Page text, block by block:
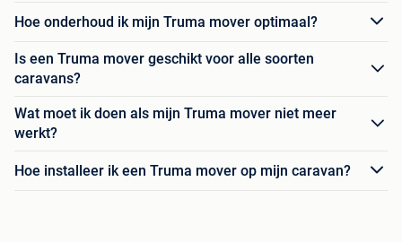
Hoe onderhoud ik mijn Truma mover optimaal?
Is een Truma mover geschikt voor alle soorten
caravans?
Wat moet ik doen als mijn Truma mover niet meer
werkt?
Hoe installeer ik een Truma mover op mijn caravan?